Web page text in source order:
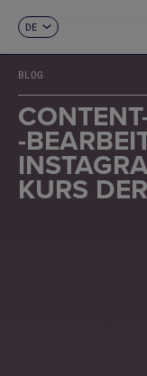
EN
FR
DE
IT
PT
BLOG
-
KURS